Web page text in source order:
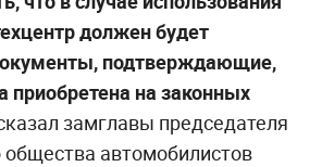
должен будет
подтверждающие,
приобретена на законных
замглавы председателя
общества автомобилистов